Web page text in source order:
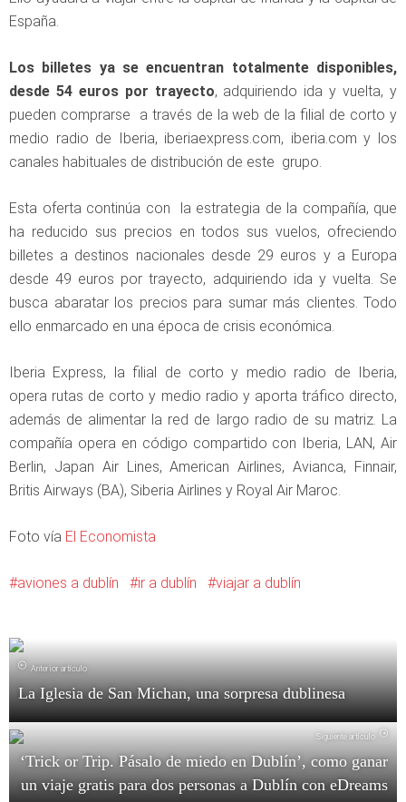
España.
Los billetes ya se encuentran totalmente disponibles,
desde 54 euros por trayecto, adquiriendo ida y vuelta, y
pueden comprarse a través de la web de la filial de corto y
medio radio de Iberia, iberiaexpress.com, iberia.com y los
canales habituales de distribución de este grupo.
Esta oferta continúa con la estrategia de la compañía, que
ha reducido sus precios en todos sus vuelos, ofreciendo
billetes a destinos nacionales desde 29 euros y a Europa
desde 49 euros por trayecto, adquiriendo ida y vuelta. Se
busca abaratar los precios para sumar más clientes. Todo
ello enmarcado en una época de crisis económica.
Iberia Express, la filial de corto y medio radio de Iberia,
opera rutas de corto y medio radio y aporta tráfico directo,
además de alimentar la red de largo radio de su matriz. La
compañía opera en código compartido con Iberia, LAN, Air
Berlin, Japan Air Lines, American Airlines, Avianca, Finnair,
Britis Airways (BA), Siberia Airlines y Royal Air Maroc.
Foto vía El Economista
aviones a dublín ir a dublín viajar a dublín
Anterior artículo
La Iglesia de San Michan, una sorpresa dublinesa
Siguiente artículo
‘Trick or Trip. Pásalo de miedo en Dublín’, como ganar
un viaje gratis para dos personas a Dublín con eDreams